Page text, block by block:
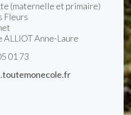
(maternelle et primaire)
Fleurs
Anne-Laure
01 73